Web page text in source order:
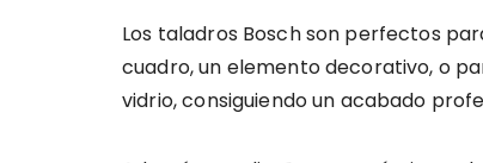
Los taladros Bosch son perfectos
cuadro, un elemento decorativo, o
vidrio, consiguiendo un acabado